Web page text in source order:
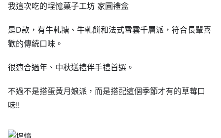
我這次吃的埕憶菓子工坊 家圓禮盒
是D款，有牛軋糖、牛軋餅和法式雪雲千層派，符合長輩喜
歡的傳統口味。
很適合過年、中秋送禮伴手禮首選。
不過不是搭蛋黃月娘派，而是搭配這個季節才有的草莓口
味!!